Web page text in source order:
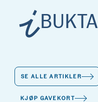
MAT
KULTUR
VELVÆRE
MAT
KULTUR
VELVÆRE
MAT
KULTUR
VELVÆRE
BUKTA
SE ALLE ARTIKLER
KJØP GAVEKORT